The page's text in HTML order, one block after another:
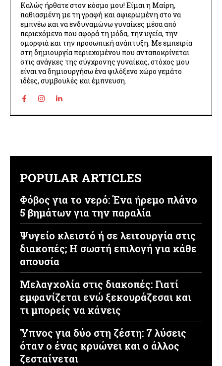
Καλώς ήρθατε στον κόσμο μου! Είμαι η Μαίρη,
παθιασμένη με τη γραφή και αφιερωμένη στο να
εμπνέω και να ενδυναμώνω γυναίκες μέσα από
περιεχόμενο που αφορά τη μόδα, την υγεία, την
ομορφιά και την προσωπική ανάπτυξη. Με εμπειρία
στη δημιουργία περιεχομένου που ανταποκρίνεται
στις ανάγκες της σύγχρονης γυναίκας, στόχος μου
είναι να δημιουργήσω ένα φιλόξενο χώρο γεμάτο
ιδέες, συμβουλές και έμπνευση.
POPULAR ARTICLES
Φόβος για το νερό: Ένα ήρεμο πλάνο
5 βημάτων για την παραλία
Ψυγείο κλειστό ή σε λειτουργία στις
διακοπές; Η σωστή επιλογή για κάθε
απουσία
Μελαγχολία στις διακοπές: Γιατί
εμφανίζεται ενώ ξεκουράζεσαι και
τι μπορείς να κάνεις
Ύπνος για δύο στη ζέστη: 7 λύσεις
όταν ο ένας κρυώνει και ο άλλος
ζεσταίνεται